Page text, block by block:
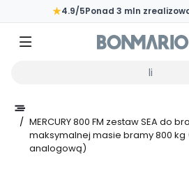
Przejdź do głównej zawartości strony
★4.9/5Ponad 3 mln
/ MERCURY 800 FM zestaw SEA do
maksymalnej masie bramy 800
analogową)